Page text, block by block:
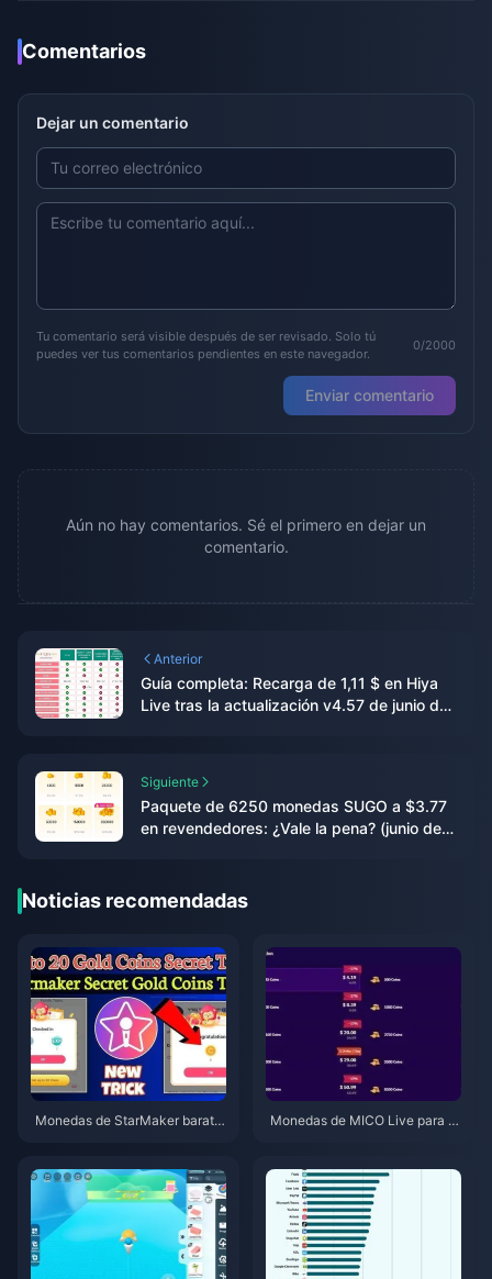
Comentarios
Dejar un comentario
Tu comentario será visible después de ser revisado. Solo tú
puedes ver tus comentarios pendientes en este navegador.
0/2000
Enviar comentario
Aún no hay comentarios. Sé el primero en dejar un
comentario.
Anterior
Guía completa: Recarga de 1,11 $ en Hiya
Live tras la actualización v4.57 de junio de
Siguiente
Paquete de 6250 monedas SUGO a $3.77
en revendedores: ¿Vale la pena? (junio de
Noticias recomendadas
Monedas de StarMaker barata
ento)
Monedas de MICO Live para M